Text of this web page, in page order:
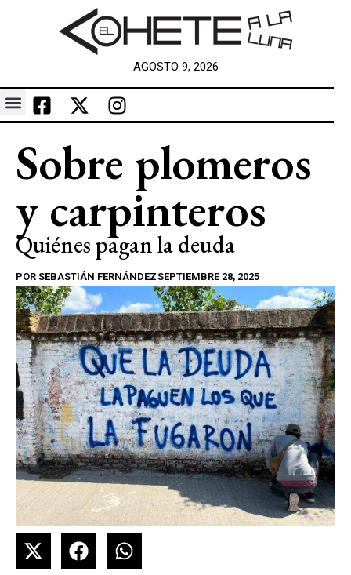
AGOSTO 9, 2026
Sobre plomeros
y carpinteros
Quiénes pagan la deuda
POR SEBASTIÁN FERNÁNDEZSEPTIEMBRE 28, 2025